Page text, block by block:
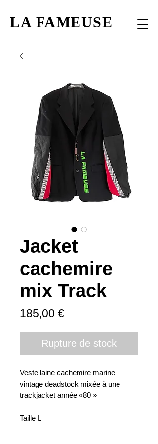
LA FAMEUSE
Jacket
cachemire
mix Track
185,00 €Prix
Rupture de stock
Veste laine cachemire marine
vintage deadstock mixée à une
trackjacket année «80 »
Taille L